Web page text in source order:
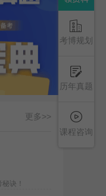
考博规划
历年真题
课程咨询
更多>>
诀！